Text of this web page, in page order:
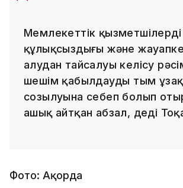
Мемлекеттік қызметшілердің
құлықсыздығы және
алудан тайсалуы келісу
шешім қабылдаудың тым
созылуына себеп болып
ашық айтқан абзал, деді
Фото: Ақорда